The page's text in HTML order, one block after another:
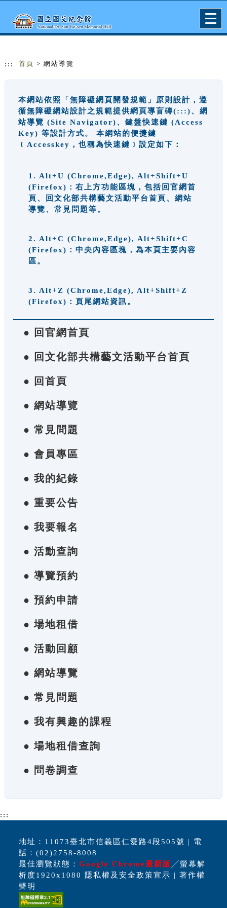
::: 首頁 > 網站導覽
本網站依照「無障礙網頁開發規範」原則設計，遵
循無障礙網站設計之規範提供網頁導盲磚(:::)、網
站導覽 (Site Navigator)、鍵盤快速鍵 (Access
Key) 等設計方式。 本網站的便捷鍵
﹝Accesskey，也稱為快速鍵﹞設定如下：
1. Alt+U (Chrome,Edge), Alt+Shift+U
(Firefox)：右上方功能區塊，包括回官網首
頁、回文化部共構藝文活動平台首頁、網站
導覽、常見問題等。
2. Alt+C (Chrome,Edge), Alt+Shift+C
(Firefox)：中央內容區塊，為本頁主要內容
區。
3. Alt+Z (Chrome,Edge), Alt+Shift+Z
(Firefox)：頁尾網站資訊。
● 回官網首頁
● 回文化部共構藝文活動平台首頁
● 回首頁
● 網站導覽
● 常見問題
● 會員專區
● 我的紀錄
● 重要公告
● 我要報名
● 活動查詢
● 導覽預約
● 預約申請
● 場地租借
● 活動回顧
● 網站導覽
● 常見問題
● 我有興趣的課程
● 場地租借查詢
● 問卷調查
:::
地址：11073臺北市信義區仁愛路4段505號 | 電
話：(02)2758-8008
最佳瀏覽狀態：Google Chrome最新版 ╱螢幕解
析度1920x1080 隱私權及安全政策宣示 | 著作權
聲明